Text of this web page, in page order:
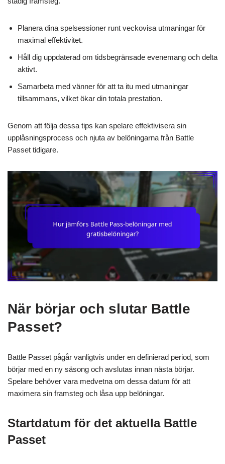
Planera dina spelsessioner runt veckovisa utmaningar för
maximal effektivitet.
Håll dig uppdaterad om tidsbegränsade evenemang och delta
aktivt.
Samarbeta med vänner för att ta itu med utmaningar
tillsammans, vilket ökar din totala prestation.
Genom att följa dessa tips kan spelare effektivisera sin
upplåsningsprocess och njuta av belöningarna från Battle
Passet tidigare.
När börjar och slutar Battle
Passet?
Battle Passet pågår vanligtvis under en definierad period, som
börjar med en ny säsong och avslutas innan nästa börjar.
Spelare behöver vara medvetna om dessa datum för att
maximera sin framsteg och låsa upp belöningar.
Startdatum för det aktuella Battle
Passet